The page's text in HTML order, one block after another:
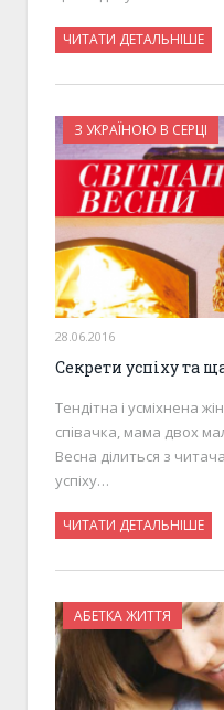
ЧИТАТИ ДЕТАЛЬНІШЕ
З УКРАЇНОЮ В СЕРЦІ
28.06.2016
Секрети успіху та
Тендітна і усміхнена
співачка, мама двох
Весна ділиться з
успіху…
ЧИТАТИ ДЕТАЛЬНІШЕ
АБЕТКА ЖИТТЯ